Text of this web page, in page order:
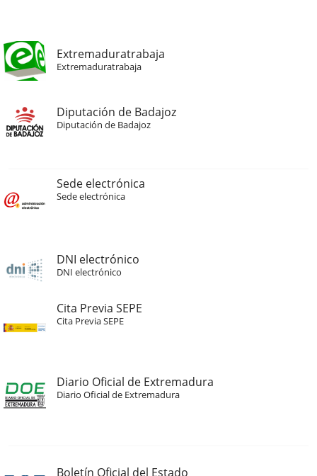
Extremaduratrabaja
Extremaduratrabaja
Diputación de Badajoz
Diputación de Badajoz
Sede electrónica
Sede electrónica
DNI electrónico
DNI electrónico
Cita Previa SEPE
Cita Previa SEPE
Diario Oficial de Extremadura
Diario Oficial de Extremadura
Boletín Oficial del Estado